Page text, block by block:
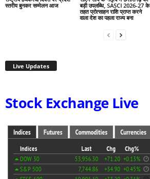
स्तरीय बुनकर सम्मेलन आज
बड़ी उपलब्धि, SASCI 2026-27 के
तहत प्रोत्साहन राशि प्राप्त करने
वाला देश का पहला राज्य बना
Live Updates
Stock Exchange Live